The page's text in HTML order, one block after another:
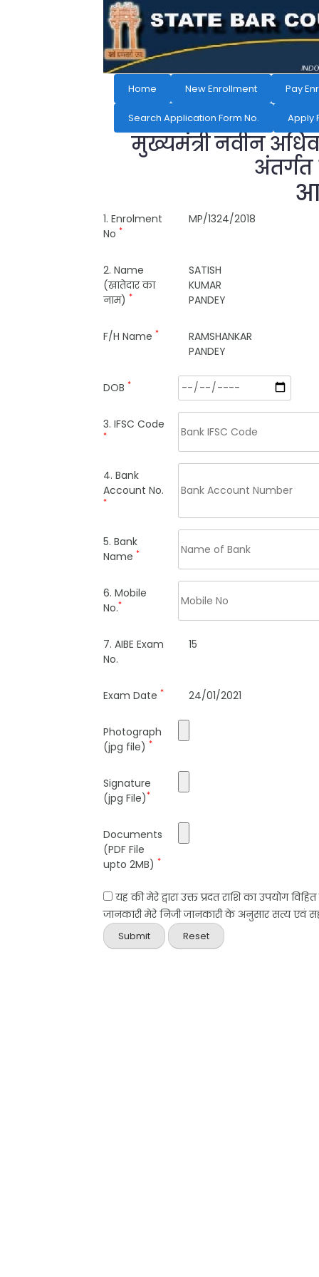
Home New Enrollment Pay
Search Application Form No. Apply
मुख्यमंत्री नवीन
अंतर्गत
1. Enrolment
No *
MP/1324/2018
2. Name
(खातेदार का
नाम) *
SATISH
KUMAR
PANDEY
F/H Name *
RAMSHANKAR
PANDEY
DOB *
3. IFSC Code
*
4. Bank
Account No.
*
5. Bank
Name *
6. Mobile
No.*
7. AIBE Exam
No.
15
Exam Date * 24/01/2021
Photograph
(jpg file) *
Signature
(jpg File)*
Documents
(PDF File
upto 2MB) *
यह की मेरे द्वारा उक्त प्रदत राशि का उपयोग
जानकारी मेरे निजी जानकारी के अनुसार सत्य एवं